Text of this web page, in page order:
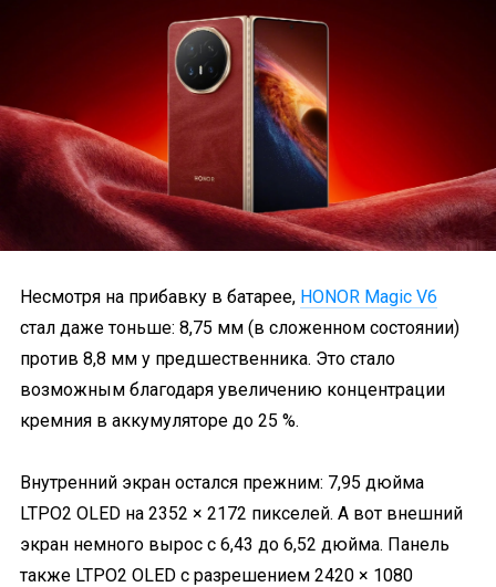
Несмотря на прибавку в батарее, HONOR Magic V6
стал даже тоньше: 8,75 мм (в сложенном состоянии)
против 8,8 мм у предшественника. Это стало
возможным благодаря увеличению концентрации
кремния в аккумуляторе до 25 %.
Внутренний экран остался прежним: 7,95 дюйма
LTPO2 OLED на 2352 × 2172 пикселей. А вот внешний
экран немного вырос с 6,43 до 6,52 дюйма. Панель
также LTPO2 OLED с разрешением 2420 × 1080